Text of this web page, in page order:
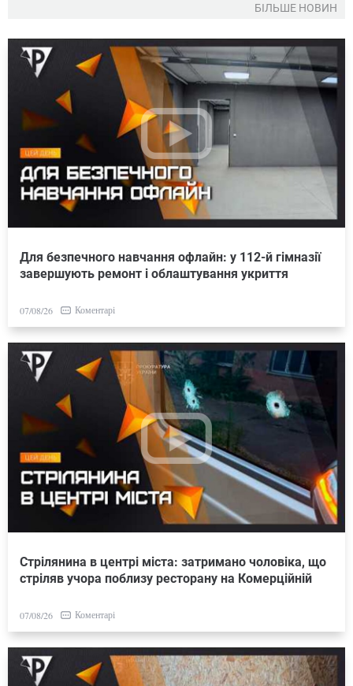
БІЛЬШЕ НОВИН
Для безпечного навчання офлайн: у 112-й гімназії
завершують ремонт і облаштування укриття
07/08/26 Коментарі
Стрілянина в центрі міста: затримано чоловіка, що
стріляв учора поблизу ресторану на Комерційній
07/08/26 Коментарі